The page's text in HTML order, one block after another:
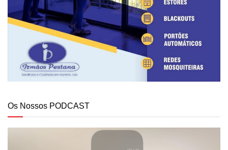
Os Nossos PODCAST